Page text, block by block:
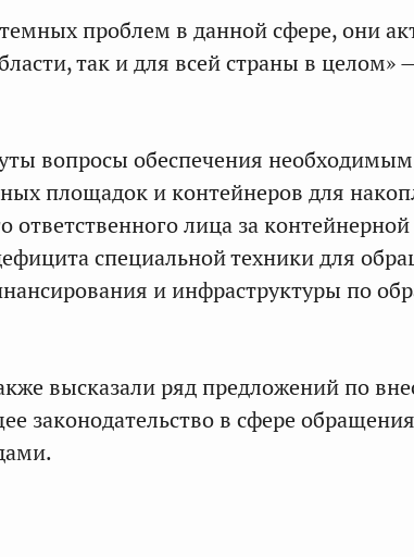
проблем в данной сфере, они
так и для всей страны в целом»
вопросы обеспечения необходимым
площадок и контейнеров для
ответственного лица за контейнерной
специальной техники для
и инфраструктуры по
высказали ряд предложений по
законодательство в сфере обращения